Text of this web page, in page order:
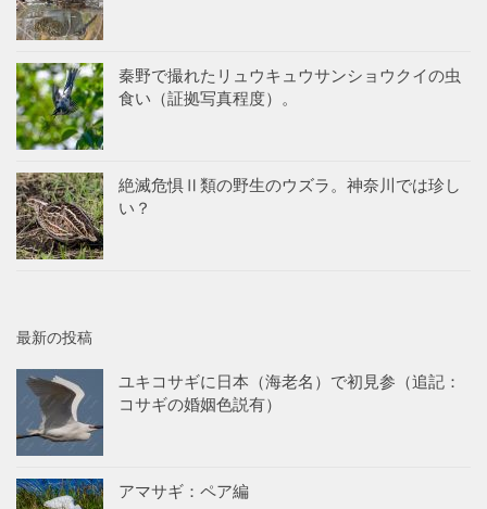
秦野で撮れたリュウキュウサンショウクイの虫
食い（証拠写真程度）。
絶滅危惧Ⅱ類の野生のウズラ。神奈川では珍し
い？
最新の投稿
ユキコサギに日本（海老名）で初見参（追記：
コサギの婚姻色説有）
アマサギ：ペア編